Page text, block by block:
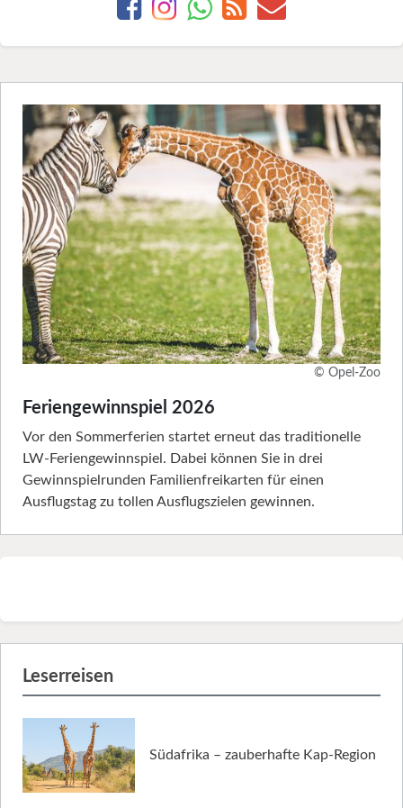
© Opel-Zoo
Feriengewinnspiel 2026
Vor den Sommerferien startet erneut das traditionelle
LW-Feriengewinnspiel. Dabei können Sie in drei
Gewinnspielrunden Familienfreikarten für einen
Ausflugstag zu tollen Ausflugszielen gewinnen.
Leserreisen
Südafrika – zauberhafte Kap-Region